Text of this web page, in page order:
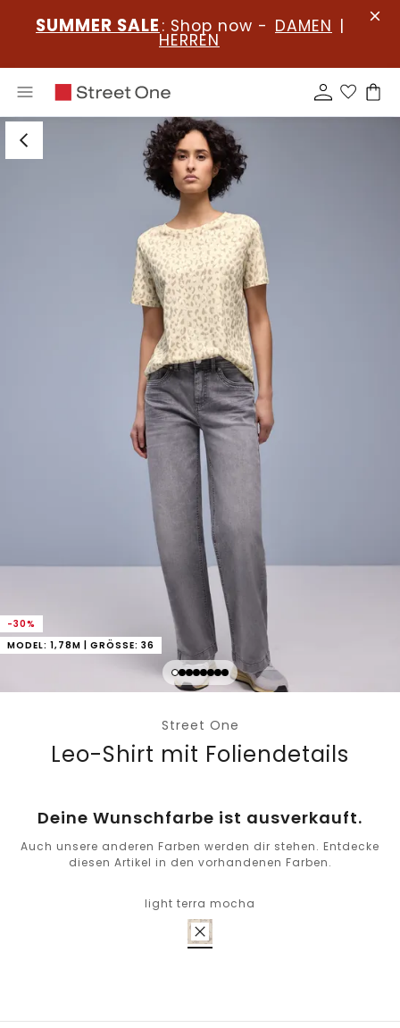
SUMMER SALE : Shop now - DAMEN |
HERREN
-30%
MODEL: 1,78M | GRÖSSE: 36
Street One
Leo-Shirt mit Foliendetails
Deine Wunschfarbe ist ausverkauft.
Auch unsere anderen Farben werden dir stehen. Entdecke
diesen Artikel in den vorhandenen Farben.
light terra mocha